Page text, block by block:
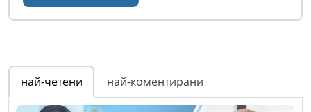
най-четени най-коментирани